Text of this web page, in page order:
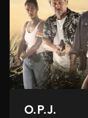
O.P.J.